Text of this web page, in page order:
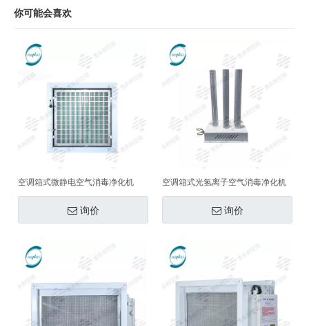
你可能会喜欢
空调箱式微静电空气消毒净化机
询价
空调箱式光氢离子空气消毒净化机
询价